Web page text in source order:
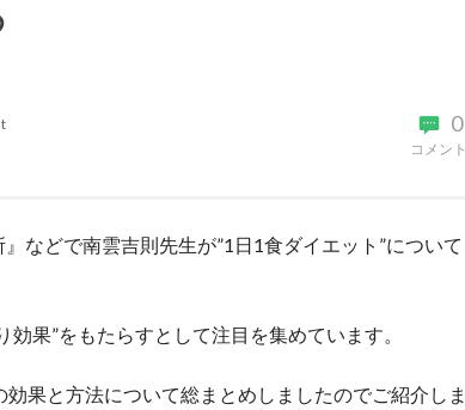
0
コメント
などで南雲吉則先生が”1日1食ダイエット”について
果”をもたらすとして注目を集めています。
果と方法について総まとめしましたのでご紹介しま